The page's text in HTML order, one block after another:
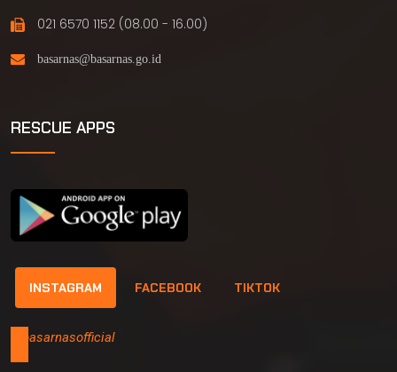
021 6570 1152 (08.00 - 16.00)
RESCUE APPS
INSTAGRAM FACEBOOK TIKTOK
@basarnasofficial